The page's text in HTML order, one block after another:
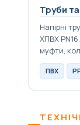
Труби та
Напірні
ХПВХ
муфти,
ПВХ